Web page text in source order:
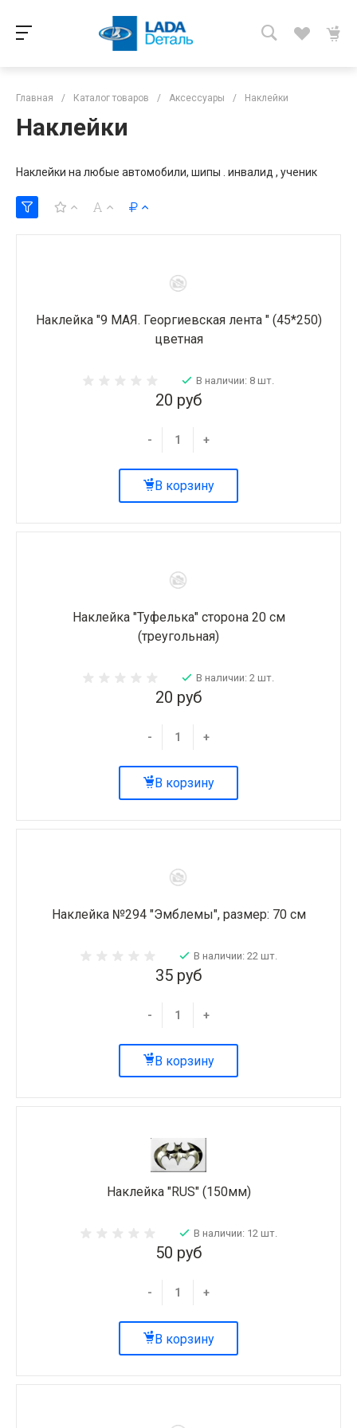
Главная / Каталог товаров / Аксессуары / Наклейки
Наклейки
Наклейки на любые автомобили, шипы . инвалид , ученик
Наклейка "9 МАЯ. Георгиевская лента " (45*250)
цветная
В наличии: 8 шт.
20 руб
- +
В корзину
Наклейка "Туфелька" сторона 20 см
(треугольная)
В наличии: 2 шт.
20 руб
- +
В корзину
Наклейка №294 "Эмблемы", размер: 70 см
В наличии: 22 шт.
35 руб
- +
В корзину
Наклейка "RUS" (150мм)
В наличии: 12 шт.
50 руб
- +
В корзину